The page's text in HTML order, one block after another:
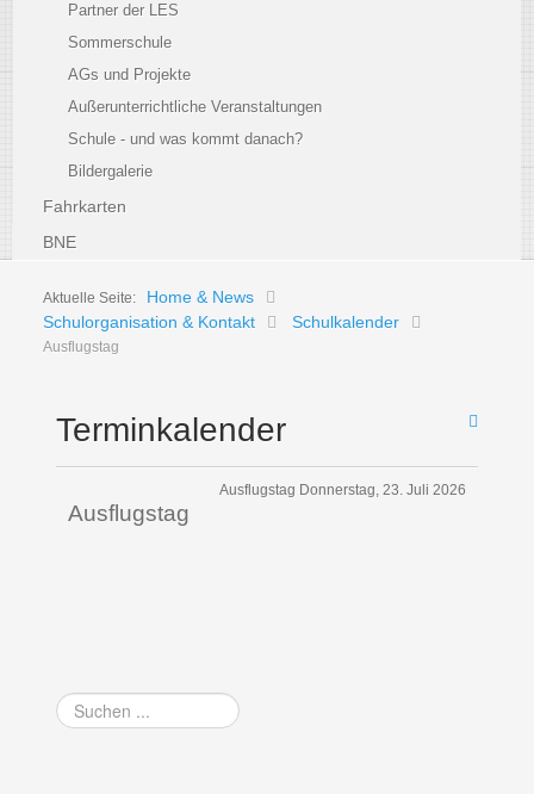
Partner der LES
Sommerschule
AGs und Projekte
Außerunterrichtliche Veranstaltungen
Schule - und was kommt danach?
Bildergalerie
Fahrkarten
BNE
Aktuelle Seite:
Home & News
Schulorganisation & Kontakt
Schulkalender
Ausflugstag
Terminkalender
Ausflugstag Donnerstag, 23. Juli 2026
Ausflugstag
Suchen
...